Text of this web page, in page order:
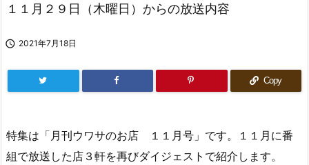
１１月２９日（木曜日）からの放送内容
 2021年7月18日
Copy
特集は「月刊ウワサのお店 １１月号」です。１１月に番
組で放送した店３軒を再びダイジェストで紹介します。